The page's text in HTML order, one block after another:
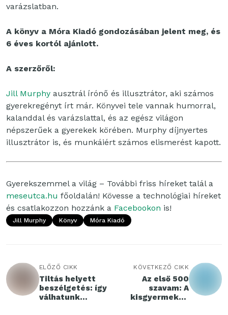
varázslatban.
A könyv a Móra Kiadó gondozásában jelent meg, és
6 éves kortól ajánlott.
A szerzőről:
Jill Murphy ausztrál írónő és illusztrátor, aki számos
gyerekregényt írt már. Könyvei tele vannak humorral,
kalanddal és varázslattal, és az egész világon
népszerűek a gyerekek körében. Murphy díjnyertes
illusztrátor is, és munkáiért számos elismerést kapott.
Gyerekszemmel a világ – További friss híreket talál a
meseutca.hu főoldalán! Kövesse a technológiai híreket
és csatlakozzon hozzánk a Facebookon is!
Jill Murphy Könyv Móra Kiadó
ELŐZŐ CIKK
Tiltás helyett
beszélgetés: így
válhatunk
KÖVETKEZŐ CIKK
Az első 500
szavam: A
kisgyermekek